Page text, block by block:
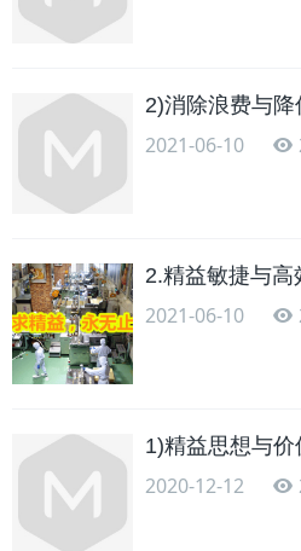
2)消除浪费与降
2021-06-10
2.精益敏捷与高
2021-06-10
1)精益思想与
2020-12-12